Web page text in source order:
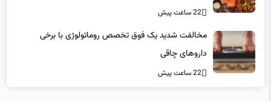
22 ساعت پیش
مخالفت شدید یک فوق تخصص روماتولوژی با برخی
داروهای چاقی
22 ساعت پیش